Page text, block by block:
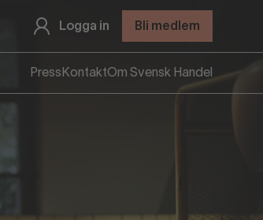
Logga in Bli medlem
Press KontaktOm Svensk Handel